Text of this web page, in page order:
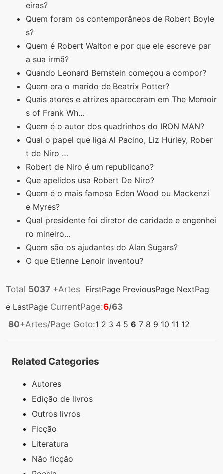
eiras?
Quem foram os contemporâneos de Robert Boyle
s?
Quem é Robert Walton e por que ele escreve par
a sua irmã?
Quando Leonard Bernstein começou a compor?
Quem era o marido de Beatrix Potter?
Quais atores e atrizes apareceram em The Memoir
s of Frank Wh…
Quem é o autor dos quadrinhos do IRON MAN?
Qual o papel que liga Al Pacino, Liz Hurley, Rober
t de Niro …
Robert de Niro é um republicano?
Que apelidos usa Robert De Niro?
Quem é o mais famoso Eden Wood ou Mackenzi
e Myres?
Qual presidente foi diretor de caridade e engenhei
ro mineiro…
Quem são os ajudantes do Alan Sugars?
O que Etienne Lenoir inventou?
Total 5037 +Artes FirstPage PreviousPage NextPag
e LastPage CurrentPage:6/63
80+Artes/Page Goto:1 2 3 4 5 6 7 8 9 10 11 12
Related Categories
Autores
Edição de livros
Outros livros
Ficção
Literatura
Não ficção